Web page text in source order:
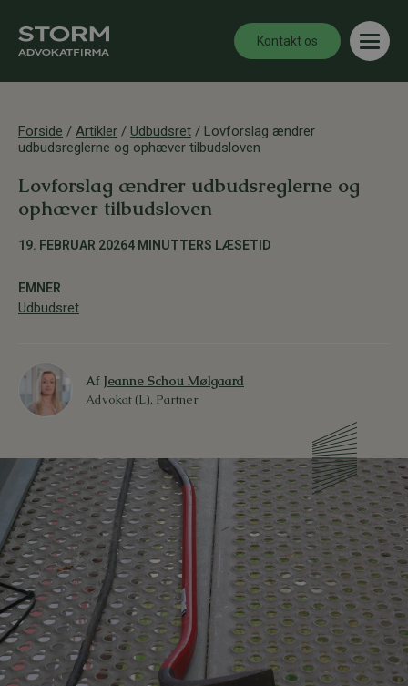
Kontakt os
Forside / Artikler / Udbudsret / Lovforslag ændrer
udbudsreglerne og ophæver tilbudsloven
Lovforslag ændrer udbudsreglerne og
ophæver tilbudsloven
19. FEBRUAR 20264 MINUTTERS LÆSETID
EMNER
Udbudsret
Af Jeanne Schou Mølgaard
Advokat (L), Partner